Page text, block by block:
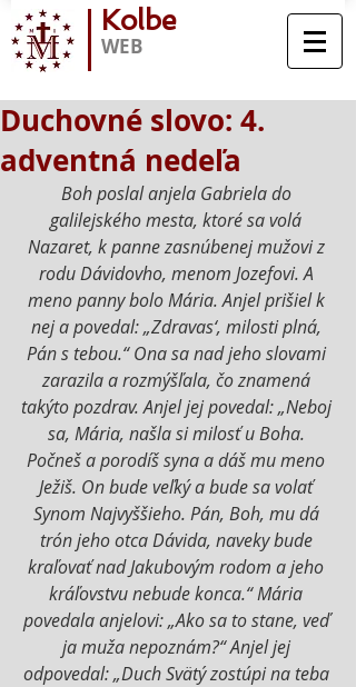
Kolbe
WEB
Duchovné slovo: 4.
adventná nedeľa
Boh poslal anjela Gabriela do
galilejského mesta, ktoré sa volá
Nazaret, k panne zasnúbenej mužovi z
rodu Dávidovho, menom Jozefovi. A
meno panny bolo Mária. Anjel prišiel k
nej a povedal: „Zdravas‘, milosti plná,
Pán s tebou.“ Ona sa nad jeho slovami
zarazila a rozmýšľala, čo znamená
takýto pozdrav. Anjel jej povedal: „Neboj
sa, Mária, našla si milosť u Boha.
Počneš a porodíš syna a dáš mu meno
Ježiš. On bude veľký a bude sa volať
Synom Najvyššieho. Pán, Boh, mu dá
trón jeho otca Dávida, naveky bude
kraľovať nad Jakubovým rodom a jeho
kráľovstvu nebude konca.“ Mária
povedala anjelovi: „Ako sa to stane, veď
ja muža nepoznám?“ Anjel jej
odpovedal: „Duch Svätý zostúpi na teba